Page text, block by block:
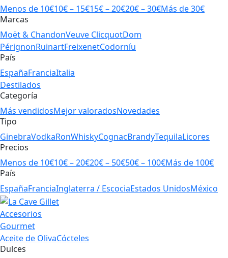
Menos de 10€10€ – 15€15€ – 20€20€ – 30€Más de 30€
Marcas
Moët & ChandonVeuve ClicquotDom
PérignonRuinartFreixenetCodorníu
País
EspañaFranciaItalia
Destilados
Categoría
Más vendidosMejor valoradosNovedades
Tipo
GinebraVodkaRonWhiskyCognacBrandyTequilaLicores
Precios
Menos de 10€10€ – 20€20€ – 50€50€ – 100€Más de 100€
País
EspañaFranciaInglaterra / EscociaEstados UnidosMéxico
Accesorios
Gourmet
Aceite de OlivaCócteles
Dulces